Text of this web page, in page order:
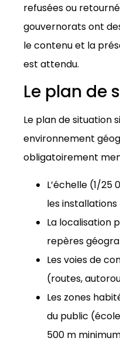
refusées ou
gouvernorats ont
le contenu et la
est attendu.
Le plan de
Le plan de situation
environnement
obligatoirement
L’échelle (1/25
les installations
La localisation
repères
Les voies de
(routes,
Les zones
du public
500 m